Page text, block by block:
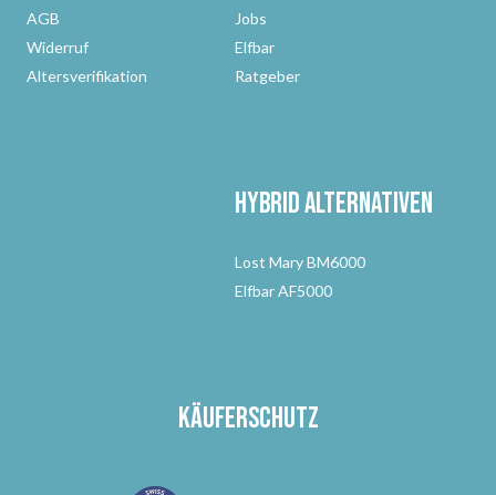
AGB
Widerruf
Altersverifikation
Jobs
Elfbar
Ratgeber
Hybrid Alternativen
Lost Mary BM6000
Elfbar AF5000
Käuferschutz